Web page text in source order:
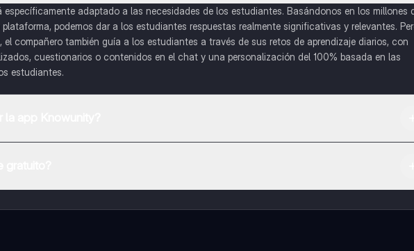
adaptado a las necesidades de los estudiantes. Basándonos en los millones
podemos dar a los estudiantes respuestas realmente significativas y relevantes.
compañero también guía a los estudiantes a través de sus retos de aprendizaje diarios, con
cuestionarios o contenidos en el chat y una personalización del 100% basada en las
estudiantes.
utilizando la aplicación, que te permitirá acceder a determinadas funciones.